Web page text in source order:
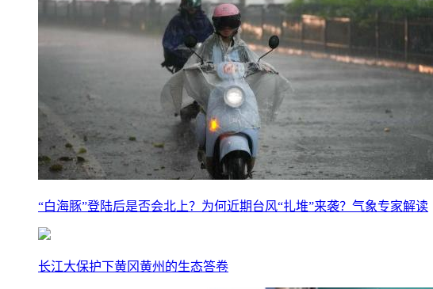
“白海豚”登陆后是否会北上？为何近期台风“扎堆”来袭？气象专家解读
长江大保护下黄冈黄州的生态答卷